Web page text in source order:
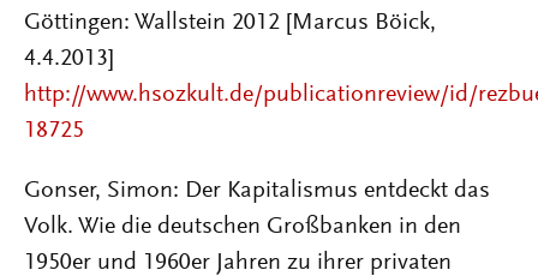
Göttingen: Wallstein 2012 [Marcus Böick,
4.4.2013]
http://www.hsozkult.de/publicationreview/id/
18725
Gonser, Simon: Der Kapitalismus entdeckt das
Volk. Wie die deutschen Großbanken in den
1950er und 1960er Jahren zu ihrer privaten